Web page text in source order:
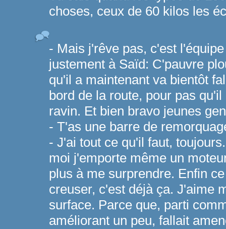
choses, ceux de 60 kilos les
- Mais j'rêve pas, c'est
justement à Saïd: C'pauvre
qu'il a maintenant va bientôt
bord de la route, pour pas
ravin. Et bien bravo jeunes
- T'as une barre de
- J'ai tout ce qu'il faut,
moi j'emporte même un
plus à me surprendre. Enfin
creuser, c'est déjà ça. J'aime
surface. Parce que, parti
améliorant un peu, fallait